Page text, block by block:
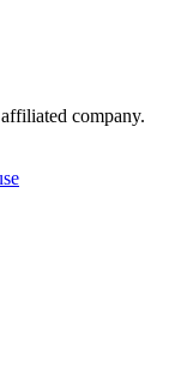
company.